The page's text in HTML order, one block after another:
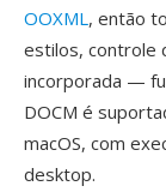
OOXML, então
estilos, controle
incorporada —
DOCM é
macOS, com
desktop.